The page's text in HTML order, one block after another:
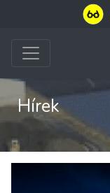
Hírek